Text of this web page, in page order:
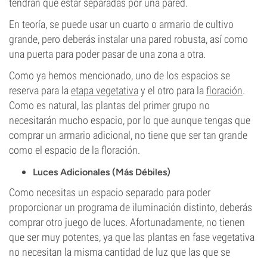
tendrán que estar separadas por una pared.
En teoría, se puede usar un cuarto o armario de cultivo
grande, pero deberás instalar una pared robusta, así como
una puerta para poder pasar de una zona a otra.
Como ya hemos mencionado, uno de los espacios se
reserva para laetapa vegetativay el otro para lafloración.
Como es natural, las plantas del primer grupo no
necesitarán mucho espacio, por lo que aunque tengas que
comprar un armario adicional, no tiene que ser tan grande
como el espacio de la floración.
Luces Adicionales (Más Débiles)
Como necesitas un espacio separado para poder
proporcionar un programa de iluminación distinto, deberás
comprar otro juego de luces. Afortunadamente, no tienen
que ser muy potentes, ya que las plantas en fase vegetativa
no necesitan la misma cantidad de luz que las que se